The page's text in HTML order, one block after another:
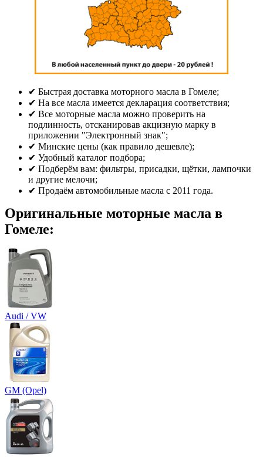
✔ Быстрая доставка моторного масла в Гомеле;
✔ На все масла имеется декларация соответствия;
✔ Все моторные масла можно проверить на
подлинность, отсканировав акцизную марку в
приложении "Электронный знак";
✔ Минские цены (как правило дешевле);
✔ Удобный каталог подбора;
✔ Подберём вам: фильтры, присадки, щётки, лампочки
и другие мелочи;
✔ Продаём автомобильные масла с 2011 года.
Оригинальные моторные масла в
Гомеле:
Audi / VW
GM (Opel)